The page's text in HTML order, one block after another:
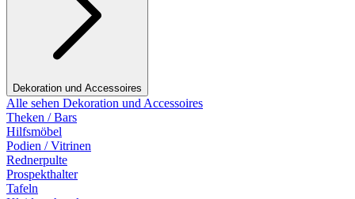
Dekoration und Accessoires
Alle sehen Dekoration und Accessoires
Theken / Bars
Hilfsmöbel
Podien / Vitrinen
Rednerpulte
Prospekthalter
Tafeln